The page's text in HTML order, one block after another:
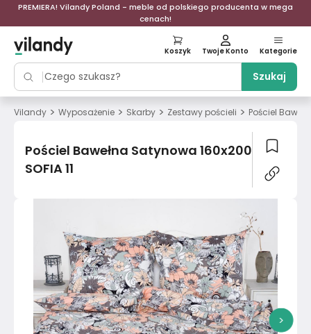
PREMIERA! Vilandy Poland - meble od polskiego producenta w mega
cenach!
Szukaj
Koszyk Twoje Konto Kategorie
Vilandy > Wyposażenie > Skarby > Zestawy pościeli > Pościel
Pościel Bawełna Satynowa 160x200
SOFIA 11
>